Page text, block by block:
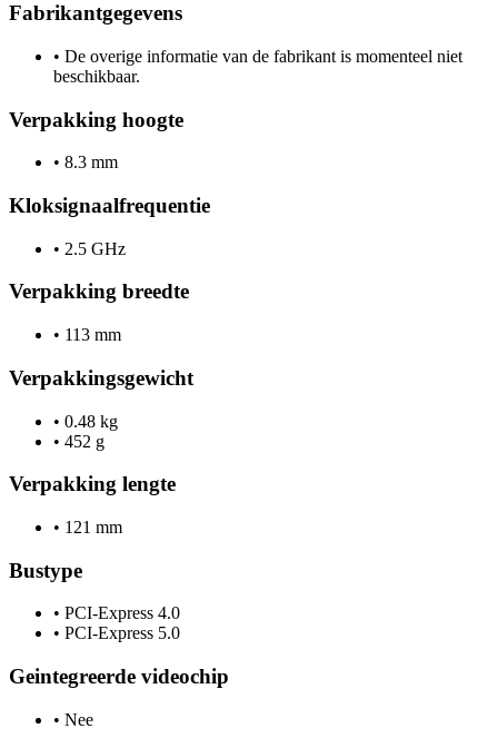
Fabrikantgegevens
• De overige informatie van de fabrikant is momenteel niet
beschikbaar.
Verpakking hoogte
• 8.3 mm
Kloksignaalfrequentie
• 2.5 GHz
Verpakking breedte
• 113 mm
Verpakkingsgewicht
• 0.48 kg
• 452 g
Verpakking lengte
• 121 mm
Bustype
• PCI-Express 4.0
• PCI-Express 5.0
Geintegreerde videochip
• Nee